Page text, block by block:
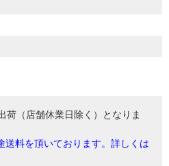
（店舗休業日除く）となりま
料を頂いております。詳しくは